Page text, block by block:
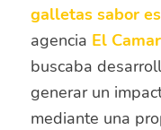
galletas sabor
agencia El
buscaba
generar un
mediante una